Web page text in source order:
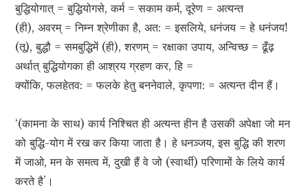
बुद्धियोगात् = बुद्धियोगसे, कर्म = सकाम कर्म, दूरेण = अत्यन्त
(ही), अवरम् = निम्न श्रेणीका है, अत: = इसलिये, धनंजय = हे धनंजय!
(तू), बुद्धौ = समबुद्धिमें (ही), शरणम् = रक्षाका उपाय, अन्विच्छ = ढूँढ़
अर्थात् बुद्धियोगका ही आश्रय ग्रहण कर, हि =
क्योंकि, फलहेतव: = फलके हेतु बननेवाले, कृपणा: = अत्यन्त दीन हैं।
‘(कामना के साथ) कार्य निश्चित ही अत्यन्त हीन है उसकी अपेक्षा जो मन
को बुद्धि-योग में रख कर किया जाता है। हे धनञ्जय, इस बुद्धि की शरण
में जाओ, मन के समत्व में, दुखी हैं वे जो (स्वार्थी) परिणामों के लिये कार्य
करते है’।